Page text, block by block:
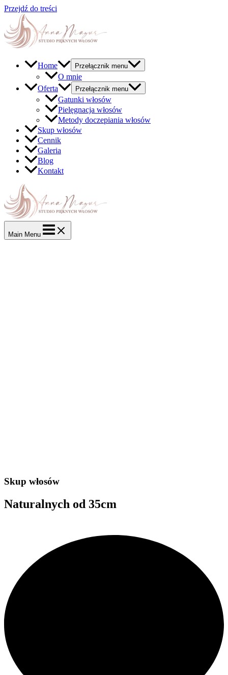
Przejdź do treści
Home Przełącznik menu
O mnie
Oferta
Przełącznik menu
Gatunki włosów
Pielęgnacja włosów
Metody doczepiania włosów
Skup włosów
Cennik
Galeria
Blog
Kontakt
Main Menu
Skup włosów
Naturalnych od 35cm